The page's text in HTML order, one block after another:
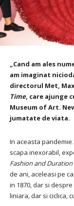
„Cand am ales
am imaginat
directorul Met,
Time, care ajunge
Museum of Art.
jumatate de viata.
In aceasta
scapa inexorabil,
Fashion and Duration
de ani, aceleasi pe
in 1870, dar si despre
liniara, dar si ciclica,